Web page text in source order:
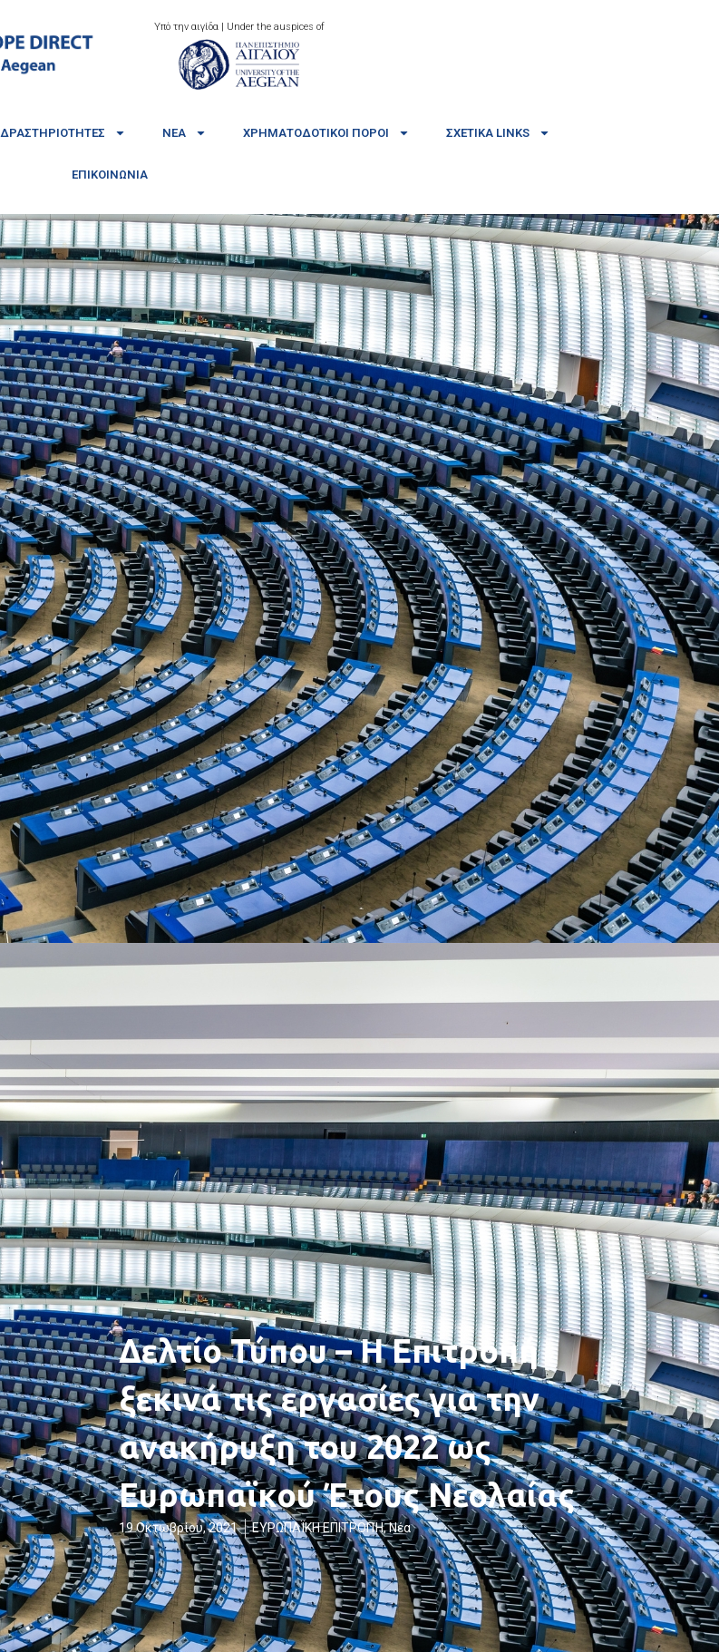
Υπό την αιγίδα | Under the auspices of
ΔΡΑΣΤΗΡΙΌΤΗΤΕΣ ΝΈΑ ΧΡΗΜΑΤΟΔΟΤΙΚΟΊ ΠΌΡΟΙ ΣΧΕΤΙΚΆ LINKS
ΕΠΙΚΟΙΝΩΝΊΑ
Δελτίο Τύπου – Η Επιτροπή
ξεκινά τις εργασίες για την
ανακήρυξη του 2022 ως
Ευρωπαϊκού Έτους Νεολαίας
19 Οκτωβρίου, 2021 ΕΥΡΩΠΑΪΚΗ ΕΠΙΤΡΟΠΉ,Νέα